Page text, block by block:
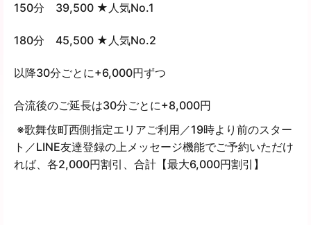
150分 39,500 ★人気No.1
180分 45,500 ★人気No.2
以降30分ごとに+6,000円ずつ
合流後のご延長は30分ごとに+8,000円
※歌舞伎町西側指定エリアご利用／19時より前のスター
ト／LINE友達登録の上メッセージ機能でご予約いただけ
れば、各2,000円割引、合計【最大6,000円割引】